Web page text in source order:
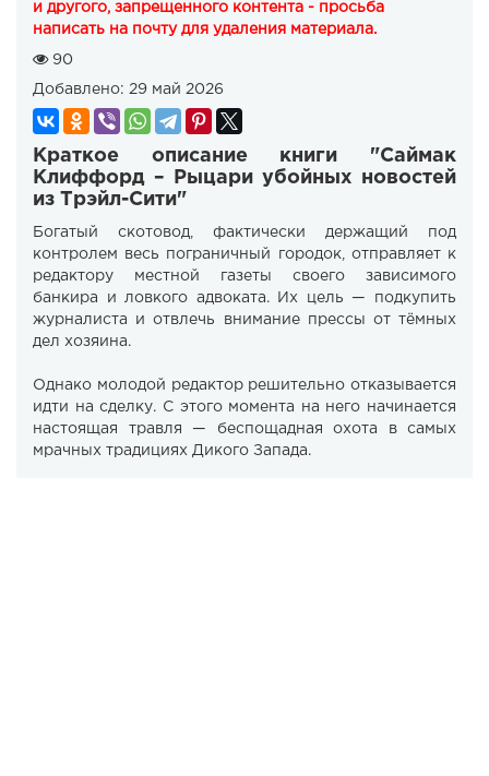
и другого, запрещенного контента - просьба
написать на почту для удаления материала.
90
Добавлено: 29 май 2026
Краткое описание книги "Саймак
Клиффорд – Рыцари убойных новостей
из Трэйл-Сити"
Богатый скотовод, фактически держащий под
контролем весь пограничный городок, отправляет к
редактору местной газеты своего зависимого
банкира и ловкого адвоката. Их цель — подкупить
журналиста и отвлечь внимание прессы от тёмных
дел хозяина.
Однако молодой редактор решительно отказывается
идти на сделку. С этого момента на него начинается
настоящая травля — беспощадная охота в самых
мрачных традициях Дикого Запада.